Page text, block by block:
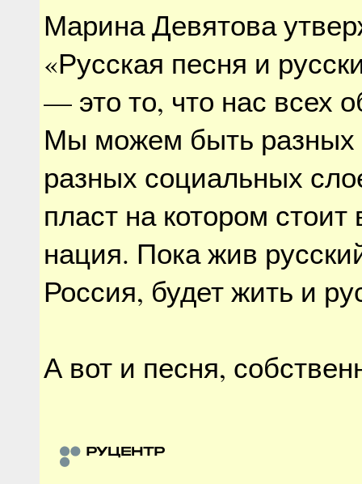
Марина Девятова
«Русская песня и
— это то, что нас всех
Мы можем быть разных
разных социальных
пласт на котором стоит
нация. Пока жив
Россия, будет жить и
А вот и песня,